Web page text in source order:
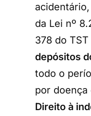
da Lei nº
378 do
depósitos
todo o
por doença
Direito à